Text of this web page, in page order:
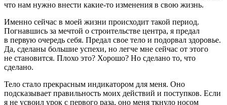
что нам нужно внести какие-то изменения в свою жизнь.
Именно сейчас в моей жизни происходит такой период.
Погнавшись за мечтой о строительстве центра, я предал
в первую очередь себя. Предал свое тело и подорвал здоровье.
Да, сделаны большие успехи, но легче мне сейчас от этого
не становится. Плохо это? Хорошо? Но сделано то, что
сделано.
Тело стало прекрасным индикатором для меня. Оно
подсказывает правильность моих действий и поступков. Если
я не усвоил урок с первого раза, оно меня ткнуло носом